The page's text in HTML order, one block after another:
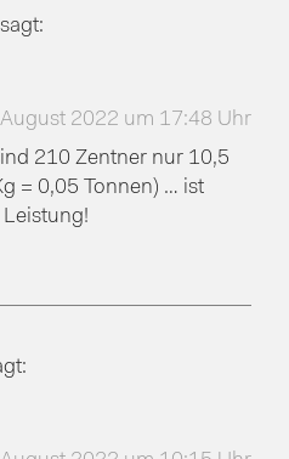
sagt:
2022 um 17:48 Uhr
210 Zentner nur 10,5
= 0,05 Tonnen) … ist